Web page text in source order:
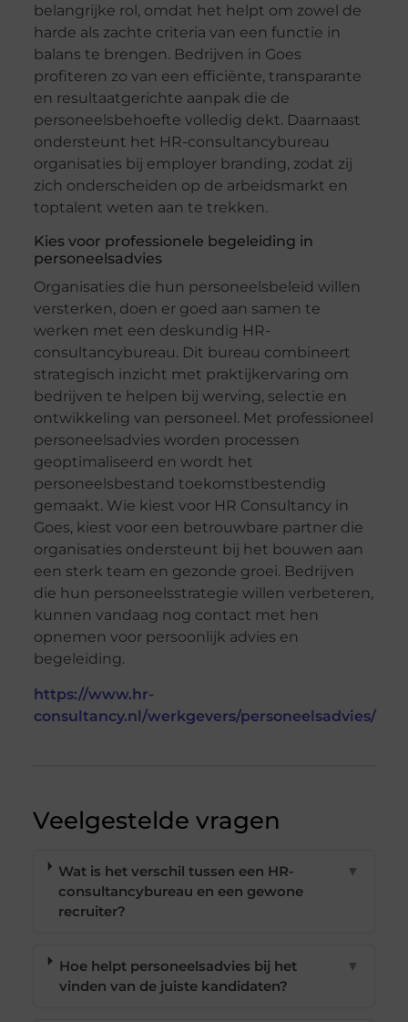
belangrijke rol, omdat het helpt om zowel de
harde als zachte criteria van een functie in
balans te brengen. Bedrijven in Goes
profiteren zo van een efficiënte, transparante
en resultaatgerichte aanpak die de
personeelsbehoefte volledig dekt. Daarnaast
ondersteunt het HR-consultancybureau
organisaties bij employer branding, zodat zij
zich onderscheiden op de arbeidsmarkt en
toptalent weten aan te trekken.
Kies voor professionele begeleiding in
personeelsadvies
Organisaties die hun personeelsbeleid willen
versterken, doen er goed aan samen te
werken met een deskundig HR-
consultancybureau. Dit bureau combineert
strategisch inzicht met praktijkervaring om
bedrijven te helpen bij werving, selectie en
ontwikkeling van personeel. Met professioneel
personeelsadvies worden processen
geoptimaliseerd en wordt het
personeelsbestand toekomstbestendig
gemaakt. Wie kiest voor HR Consultancy in
Goes, kiest voor een betrouwbare partner die
organisaties ondersteunt bij het bouwen aan
een sterk team en gezonde groei. Bedrijven
die hun personeelsstrategie willen verbeteren,
kunnen vandaag nog contact met hen
opnemen voor persoonlijk advies en
begeleiding.
https://www.hr-
consultancy.nl/werkgevers/personeelsadvies/
Veelgestelde vragen
Wat is het verschil tussen een HR-
consultancybureau en een gewone
recruiter?
▼
Hoe helpt personeelsadvies bij het
vinden van de juiste kandidaten?
▼